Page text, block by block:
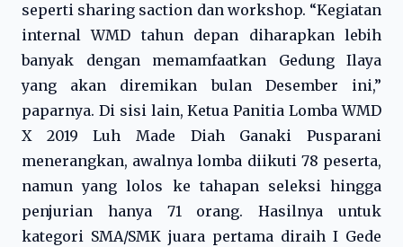
seperti sharing saction dan workshop. “Kegiatan
internal WMD tahun depan diharapkan lebih
banyak dengan memamfaatkan Gedung Ilaya
yang akan diremikan bulan Desember ini,”
paparnya. Di sisi lain, Ketua Panitia Lomba WMD
X 2019 Luh Made Diah Ganaki Pusparani
menerangkan, awalnya lomba diikuti 78 peserta,
namun yang lolos ke tahapan seleksi hingga
penjurian hanya 71 orang. Hasilnya untuk
kategori SMA/SMK juara pertama diraih I Gede